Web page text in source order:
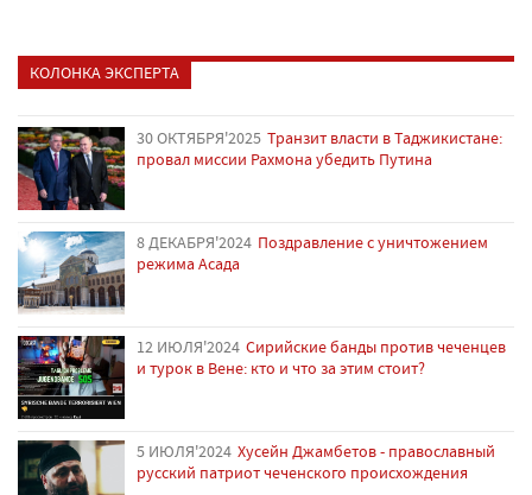
КОЛОНКА ЭКСПЕРТА
30 ОКТЯБРЯ'2025 Транзит власти в Таджикистане:
провал миссии Рахмона убедить Путина
8 ДЕКАБРЯ'2024 Поздравление с уничтожением
режима Асада
12 ИЮЛЯ'2024 Сирийские банды против чеченцев
и турок в Вене: кто и что за этим стоит?
5 ИЮЛЯ'2024 Хусейн Джамбетов - православный
русский патриот чеченского происхождения